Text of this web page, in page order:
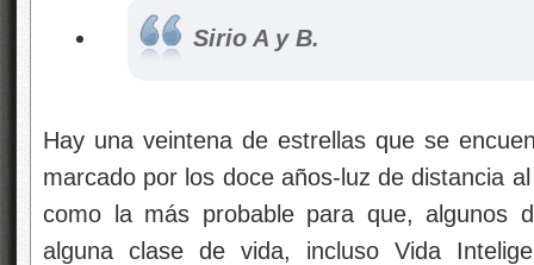
Sirio A y B.
Hay una veintena de estrellas que se
marcado por los doce años-luz de distancia
como la más probable para que, algunos
alguna clase de vida, incluso Vida